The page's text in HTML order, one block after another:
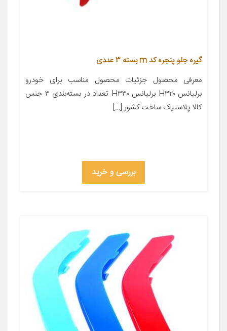
گیره جلو پنجره کد m بسته 3 عددی
معرفی محصول جزئیات محصول مناسب برای خودرو
برلیانس H۳۲۰ برلیانس H۳۳۰ تعداد در بسته‌بندی ۳ جنس
کالا پلاستیک ساخت کشور […]
بررسی و خرید